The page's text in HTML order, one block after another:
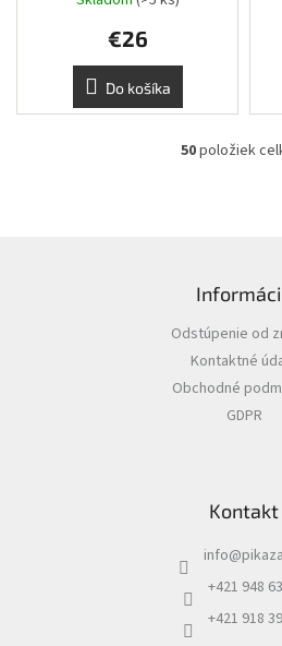
€26
Do košíka
O
i
e
p
r
v
k
y
i
u
50položiek
Odstúpenie od
Kontaktné
Obchodné
GDPR
Kontakt
info@
+421 948
+421 918